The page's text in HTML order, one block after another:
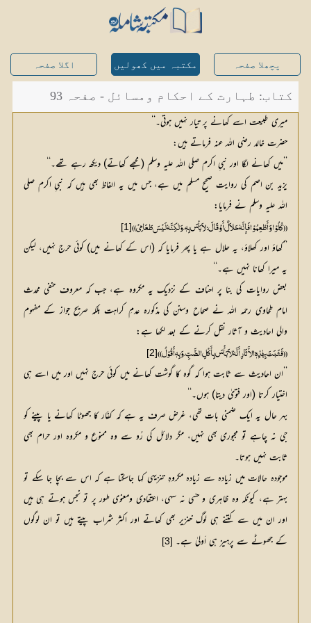
پچھلا صفحہ مکتبہ میں کھولیں اگلا صفحہ
کتاب: طہارت کے احکام ومسائل - صفحہ 93
میری طبیعت اسے کھانے پر تیار نہیں ہوتی۔‘‘
حضرت خالد رضی اللہ عنہ فرماتے ہیں:
’’میں کھانے لگا اور نبیِ اکرم صلی اللہ علیہ وسلم (مجھے کھاتے) دیکھ رہے تھے۔‘‘
یزید بن اصم کی روایت صحیح مسلم میں ہے، جس میں یہ الفاظ بھی ہیں کہ نبیِ اکرم صلی
اللہ علیہ وسلم نے فرمایا:
(( کُلُوْا وَأَطْعِمُوْا فَإِنَّہٗ حَلاَلٌ أَوْ قَالَ: لاَ بَاْسَ بِہٖ، وَلٰکِنَّہٗ لَیْسَ طَعَامِيْ ))[1]
’’کھاؤ اور کھلاؤ، یہ حلال ہے یا پھر فرمایا کہ (اس کے کھانے میں) کوئی حرج نہیں، لیکن
یہ میرا کھانا نہیں ہے۔‘‘
بعض روایات کی بنا پر احناف کے نزدیک یہ مکروہ ہے، جب کہ معروف حنفی محدث
امام طحاوی رحمہ اللہ نے صحاح وسنن کی مذکورہ عدمِ کراہت بلکہ صریح جواز کے مفہوم
والی احادیث و آثار نقل کرنے کے بعد لکھا ہے:
(( فَثَبَتَ بِہٰذِہٖ الآْثَارِ أَنَّہٗ لاَ بَأْسَ بِأَکْلِ الضَّبِّ، وَبِہٖ أَقُوْلُ ))[2]
’’ان احادیث سے ثابت ہوا کہ گوہ کا گوشت کھانے میں کوئی حرج نہیں اور میں اسے ہی
اختیار کرتا (اور فتویٰ دیتا) ہوں۔‘‘
بہر حال یہ ایک ضمنی بات تھی، غرض صرف یہ ہے کہ کفّار کا جھوٹا کھانے یا پینے کو
جی نہ چاہے تو مجبوری بھی نہیں، مگر دلائل کی رُو سے وہ ممنوع و مکروہ اور حرام بھی
ثابت نہیں ہوتا۔
موجودہ حالات میں زیادہ سے زیادہ مکروہِ تنزیہی کہا جاسکتا ہے کہ اس سے بچا جا سکے تو
بہتر ہے، کیونکہ وہ ظاہری و حسّی نہ سہی، اعتقادی ومعنوی طور پر تو نجس ہوتے ہی ہیں
اور ان میں سے کتنے ہی لوگ خنزیر بھی کھاتے اور اکثر شراب پیتے ہیں تو ان لوگوں
کے جھوٹے سے پرہیز ہی اَولیٰ ہے۔ [3]